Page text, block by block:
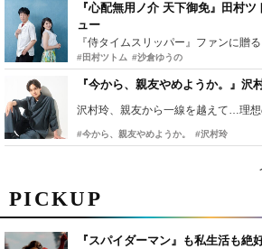
PICKUP
『スパイダーマン』も私生活も絶
『心配無用ノ介 天下御免』田村
ュー
#田村ツトム #沙倉ゆうの
『今から、親友やめようか。』沢
沢村玲、親友から一線を越えて…理
#今から、親友やめようか。 #沢村玲